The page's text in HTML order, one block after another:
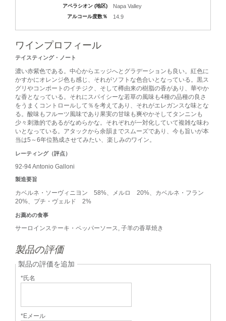
アペラシオン (地区) Napa Valley
アルコール度数％ 14.9
ワインプロフィール
テイスティング・ノート
濃い赤紫色である。中心からエッジへとグラデーションも良い。紅色に
かすかにオレンジ色も感じ、それがソフトな色合いとなっている。黒ス
グリやコンポートのイチジク、そして樽由来の樹脂の香があり、華やか
な香となっている。それにスパイシーな若草の風味も4種の品種の良さ
をうまくコントロールして％を考えてあり、それがエレガンスな味とな
る。酸味もフルーツ風味であり果実の甘味も爽やかそしてタンニンも
少々刺激的であるがなめらかな。それぞれが一対化していて複雑な味わ
いとなっている。アタックから余韻までスムーズであり、今も旨いが本
当は5～6年位熟成させてみたい、楽しみのワイン。
レーティング（評点）
92-94 Antonio Galloni
製造要旨
カベルネ・ソーヴィニヨン 58%、メルロ 20%、カベルネ・フラン
20%、プチ・ヴェルド 2%
お薦めの食事
サーロインステーキ・ペッパーソース, 子羊の香草焼き
製品の評価
製品の評価を追加
*氏名
*Eメール